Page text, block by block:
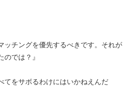
ッチングを優先するべきです。それが
では？』
てをサボるわけにはいかねえんだ